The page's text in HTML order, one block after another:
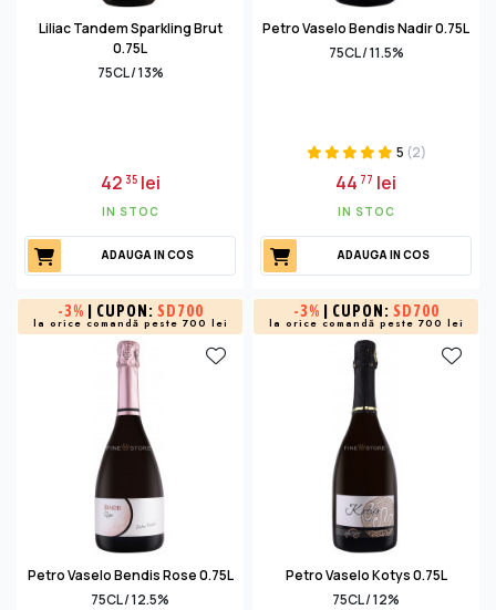
Liliac Tandem Sparkling Brut
0.75L
75CL / 13%
42 35lei
IN STOC
ADAUGA IN COS
Petro Vaselo Bendis Nadir 0.75L
75CL / 11.5%
5 (2)
44 77 lei
IN STOC
ADAUGA IN COS
-3% | CUPON: SD700
la orice comandă peste 700 lei
Petro Vaselo Bendis Rose 0.75L
75CL / 12.5%
-3% | CUPON: SD700
la orice comandă peste 700 lei
Petro Vaselo Kotys 0.75L
75CL / 12%